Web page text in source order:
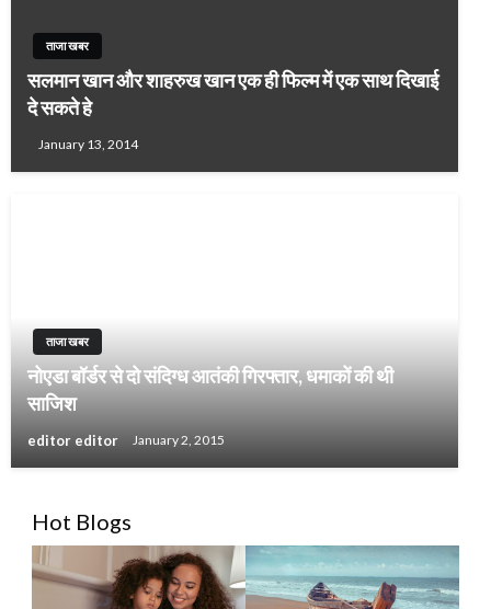
ताजा खबर
सलमान खान और शाहरुख खान एक ही फिल्म में एक साथ दिखाई
दे सकते हे
January 13, 2014
ताजा खबर
नोएडा बॉर्डर से दो संदिग्ध आतंकी गिरफ्तार, धमाकों की थी
साजिश
editor editor January 2, 2015
Hot Blogs